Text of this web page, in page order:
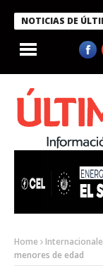
NOTICIAS DE
Bukele condecora
Home
menores de edad